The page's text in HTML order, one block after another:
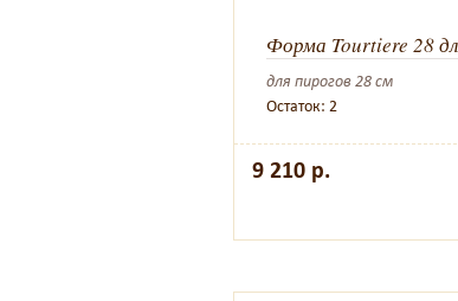
Форма Tourtiere 28
для пирогов 28 см
Остаток: 2
9 210 р.